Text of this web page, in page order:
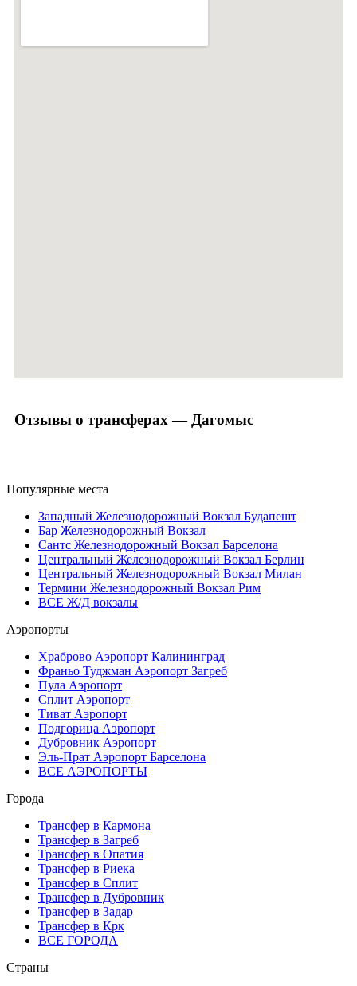
Отзывы о трансферах — Дагомыс
Популярные места
Западный Железнодорожный Вокзал Будапешт
Бар Железнодорожный Вокзал
Сантс Железнодорожный Вокзал Барселона
Центральный Железнодорожный Вокзал Берлин
Центральный Железнодорожный Вокзал Милан
Термини Железнодорожный Вокзал Рим
ВСЕ Ж/Д вокзалы
Аэропорты
Храброво Аэропорт Калининград
Франьо Туджман Аэропорт Загреб
Пула Аэропорт
Сплит Аэропорт
Тиват Аэропорт
Подгорица Аэропорт
Дубровник Аэропорт
Эль-Прат Аэропорт Барселона
ВСЕ АЭРОПОРТЫ
Города
Трансфер в Кармона
Трансфер в Загреб
Трансфер в Опатия
Трансфер в Риека
Трансфер в Сплит
Трансфер в Дубровник
Трансфер в Задар
Трансфер в Крк
ВСЕ ГОРОДА
Страны